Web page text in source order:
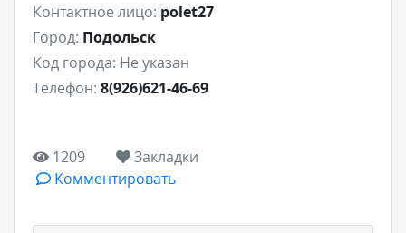
Контактное лицо: polet27
Город: Подольск
Код города: Не указан
Телефон: 8(926)621-46-69
1209
Закладки
Комментировать